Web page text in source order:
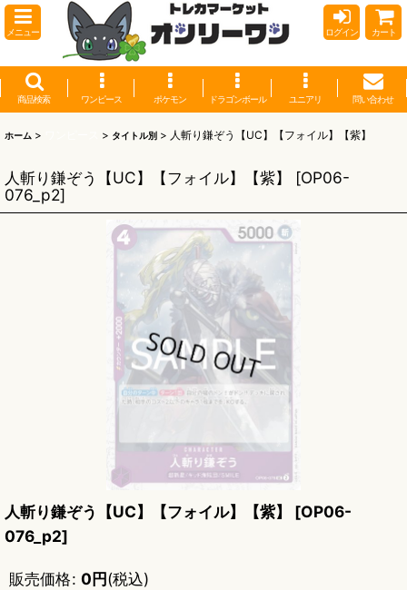
メニュー ログイン カート
商品検索 ワンピース ポケモン ドラゴンボール ユニアリ 問い合わせ
ホーム > > タイトル別 > 人斬り鎌ぞう【UC】【フォイル】【紫】
人斬り鎌ぞう【UC】【フォイル】【紫】 [OP06-
076_p2]
人斬り鎌ぞう【UC】【フォイル】【紫】 [OP06-
076_p2]
販売価格: 0円(税込)